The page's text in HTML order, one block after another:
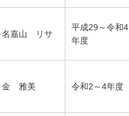
名嘉山 リサ
平成29～令和4
年度
金 雅美 令和2～4年度